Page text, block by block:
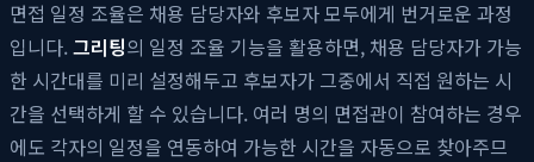
면접 일정 조율은 채용 담당자와 후보자 모두에게 번거로운 과정
입니다.그리팅의 일정 조율 기능을 활용하면, 채용 담당자가 가능
한 시간대를 미리 설정해두고 후보자가 그중에서 직접 원하는 시
간을 선택하게 할 수 있습니다. 여러 명의 면접관이 참여하는 경우
에도 각자의 일정을 연동하여 가능한 시간을 자동으로 찾아주므